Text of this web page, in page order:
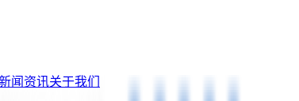
闻资讯关于我们